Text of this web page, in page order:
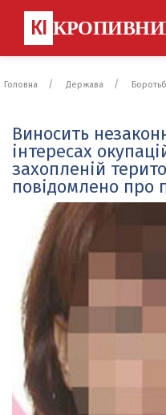
КІ
Головна Держава
Виносить
інтересах
захопленій
повідомлено про